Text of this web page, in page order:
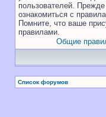
пользователей.
ознакомиться с
Помните, что ваше
правилами.
Общие
Список форумов